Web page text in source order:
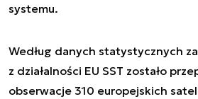
systemu.
Według danych statystycznych
z działalności EU SST zostało
obserwacje 310 europejskich